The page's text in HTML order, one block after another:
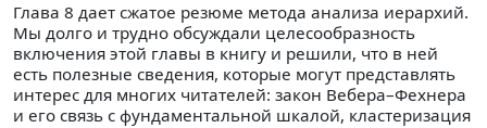
Глава 8 дает сжатое резюме метода анализа иерархий.
Мы долго и трудно обсуждали целесообразность
включения этой главы в книгу и решили, что в ней
есть полезные сведения, которые могут представлять
интерес для многих читателей: закон Вебера–Фехнера
и его связь с фундаментальной шкалой, кластеризация